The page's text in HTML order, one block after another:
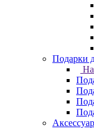
Подарки